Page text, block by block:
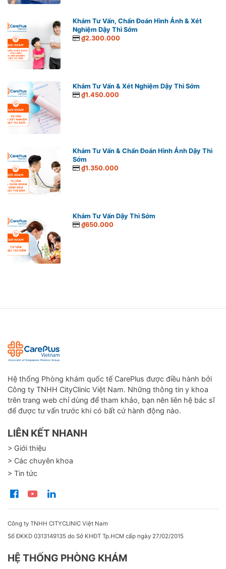
Khám Tư Vấn, Chẩn Đoán Hình Ảnh & Xét
Nghiệm Dậy Thì Sớm
₫2.300.000
Khám Tư Vấn & Xét Nghiệm Dậy Thì Sớm
₫1.450.000
Khám Tư Vấn & Chẩn Đoán Hình Ảnh Dậy Thì
Sớm
₫1.350.000
Khám Tư Vấn Dậy Thì Sớm
₫650.000
Hệ thống Phòng khám quốc tế CarePlus được điều hành bởi
Công ty TNHH CityClinic Việt Nam. Những thông tin y khoa
trên trang web chỉ dùng để tham khảo, bạn nên liên hệ bác sĩ
để được tư vấn trước khi có bất cứ hành động nào.
LIÊN KẾT NHANH
> Giới thiệu
> Các chuyên khoa
> Tin tức
Công ty TNHH CITYCLINIC Việt Nam
Số ĐKKD 0313149135 do Sở KHĐT Tp.HCM cấp ngày 27/02/2015
HỆ THỐNG PHÒNG KHÁM